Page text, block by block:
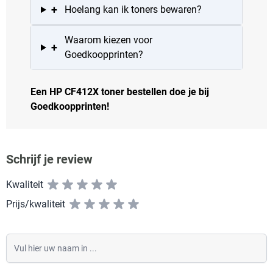
+ Hoelang kan ik toners bewaren?
+
Waarom kiezen voor
Goedkoopprinten?
Een HP CF412X toner bestellen doe je bij
Goedkoopprinten!
Schrijf je review
Kwaliteit
Prijs/kwaliteit
Vul hier uw naam in